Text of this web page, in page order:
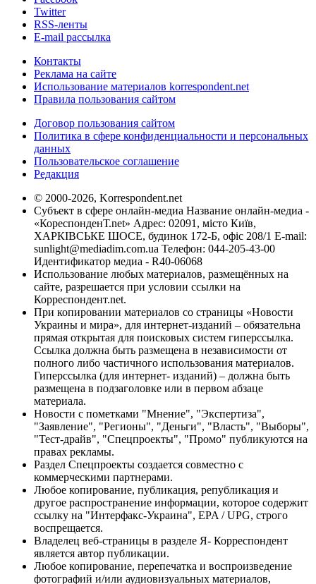
Twitter
RSS-ленты
E-mail рассылка
Контакты
Реклама на сайте
Использование материалов korrespondent.net
Правила пользования сайтом
Договор пользования сайтом
Политика в сфере конфиденциальности и персональных
данных
Пользовательское соглашение
Редакция
© 2000-2026, Korrespondent.net
Субъект в сфере онлайн-медиа Название онлайн-медиа -
«КореспонденТ.net» Адрес: 02091, місто Київ,
ХАРКІВСЬКЕ ШОСЕ, будинок 172-Б, офіс 208/1 E-mail:
sunlight@mediadim.com.ua Телефон: 044-205-43-00
Идентификатор медиа - R40-06068
Использование любых материалов, размещённых на
сайте, разрешается при условии ссылки на
Корреспондент.net.
При копировании материалов со страницы «Новости
Украины и мира», для интернет-изданий – обязательна
прямая открытая для поисковых систем гиперссылка.
Ссылка должна быть размещена в независимости от
полного либо частичного использования материалов.
Гиперссылка (для интернет- изданий) – должна быть
размещена в подзаголовке или в первом абзаце
материала.
Новости с пометками "Мнение", "Экспертиза",
"Заявление", "Регионы", "Деньги", "Власть", "Выборы",
"Тест-драйв", "Спецпроекты", "Промо" публикуются на
правах рекламы.
Раздел Спецпроекты создается совместно с
коммерческими партнерами.
Любое копирование, публикация, републикация и
другое распространение информации, которое содержит
ссылку на "Интерфакс-Украина", EPA / UPG, строго
воспрещается.
Владелец веб-страницы в разделе Я- Корреспондент
является автор публикации.
Любое копирование, перепечатка и воспроизведение
фотографий и/или аудиовизуальных материалов,